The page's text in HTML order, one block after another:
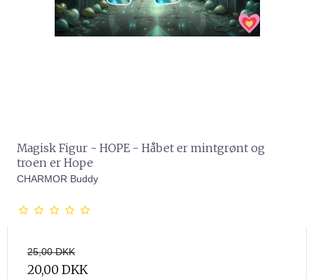
Magisk Figur - HOPE - Håbet er mintgrønt og
troen er Hope
CHARMOR Buddy
25,00 DKK
20,00 DKK